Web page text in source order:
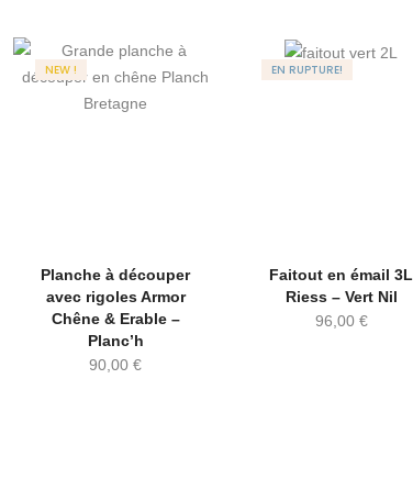
NEW !
Planche à découper
avec rigoles Armor
Chêne & Erable –
Planc’h
90,00€
EN RUPTURE!
Faitout en émail 3L
Riess – Vert Nil
96,00 €